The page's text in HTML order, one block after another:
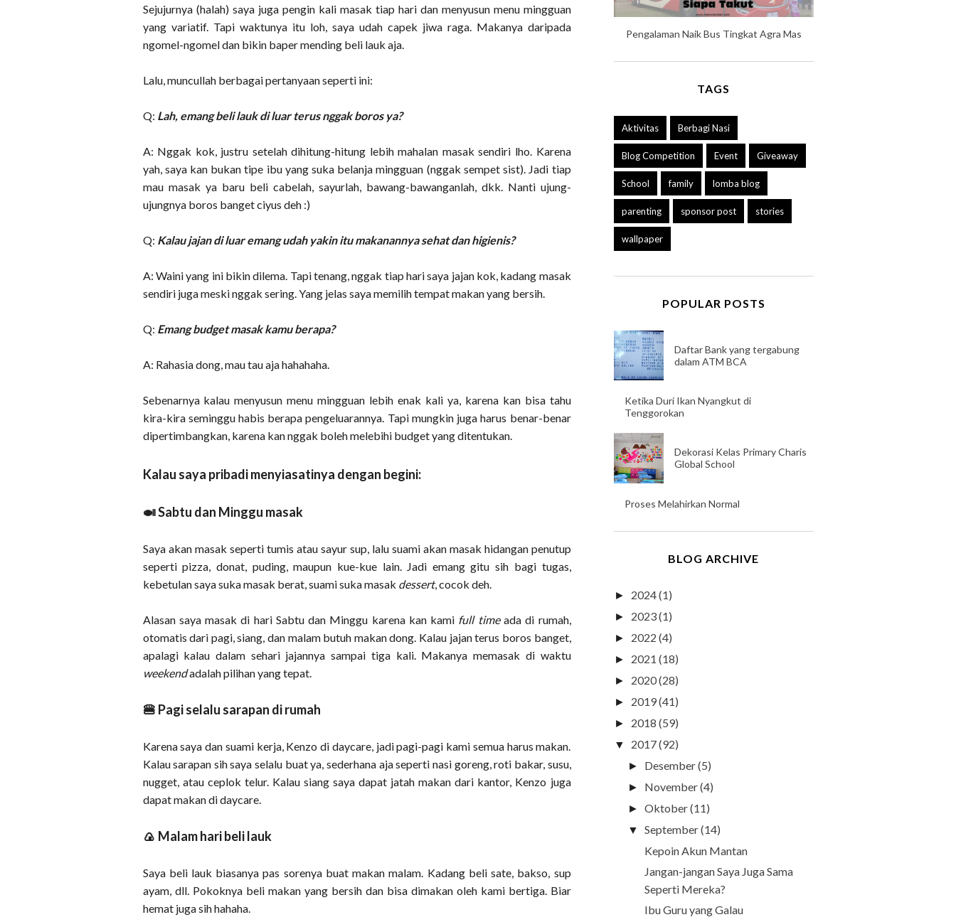
Sejujurnya (halah) saya juga pengin kali masak tiap hari dan menyusun menu mingguan
yang variatif. Tapi waktunya itu loh, saya udah capek jiwa raga. Makanya daripada
ngomel-ngomel dan bikin baper mending beli lauk aja.
Lalu, muncullah berbagai pertanyaan seperti ini:
Q: Lah, emang beli lauk di luar terus nggak boros ya?
A: Nggak kok, justru setelah dihitung-hitung lebih mahalan masak sendiri lho. Karena
yah, saya kan bukan tipe ibu yang suka belanja mingguan (nggak sempet sist). Jadi tiap
mau masak ya baru beli cabelah, sayurlah, bawang-bawanganlah, dkk. Nanti ujung-
ujungnya boros banget ciyus deh :)
Q: Kalau jajan di luar emang udah yakin itu makanannya sehat dan higienis?
A: Waini yang ini bikin dilema. Tapi tenang, nggak tiap hari saya jajan kok, kadang masak
sendiri juga meski nggak sering. Yang jelas saya memilih tempat makan yang bersih.
Q: Emang budget masak kamu berapa?
A: Rahasia dong, mau tau aja hahahaha.
Sebenarnya kalau menyusun menu mingguan lebih enak kali ya, karena kan bisa tahu
kira-kira seminggu habis berapa pengeluarannya. Tapi mungkin juga harus benar-benar
dipertimbangkan, karena kan nggak boleh melebihi budget yang ditentukan.
Kalau saya pribadi menyiasatinya dengan begini:
🍛 Sabtu dan Minggu masak
Saya akan masak seperti tumis atau sayur sup, lalu suami akan masak hidangan penutup
seperti pizza, donat, puding, maupun kue-kue lain. Jadi emang gitu sih bagi tugas,
kebetulan saya suka masak berat, suami suka masak dessert, cocok deh.
Alasan saya masak di hari Sabtu dan Minggu karena kan kami full timeada di rumah,
otomatis dari pagi, siang, dan malam butuh makan dong. Kalau jajan terus boros banget,
apalagi kalau dalam sehari jajannya sampai tiga kali. Makanya memasak di waktu
weekendadalah pilihan yang tepat.
🍔 Pagi selalu sarapan di rumah
Karena saya dan suami kerja, Kenzo di daycare, jadi pagi-pagi kami semua harus makan.
Kalau sarapan sih saya selalu buat ya, sederhana aja seperti nasi goreng, roti bakar, susu,
nugget, atau ceplok telur. Kalau siang saya dapat jatah makan dari kantor, Kenzo juga
dapat makan di daycare.
🍙 Malam hari beli lauk
Saya beli lauk biasanya pas sorenya buat makan malam. Kadang beli sate, bakso, sup
ayam, dll. Pokoknya beli makan yang bersih dan bisa dimakan oleh kami bertiga. Biar
hemat juga sih hahaha.
Pengalaman Naik Bus Tingkat Agra Mas
TAGS
Aktivitas Berbagi Nasi
Blog Competition Event Giveaway
School family lomba blog
parenting sponsor post stories
wallpaper
POPULAR POSTS
Daftar Bank yang tergabung
dalam ATM BCA
Ketika Duri Ikan Nyangkut di
Tenggorokan
Dekorasi Kelas Primary Charis
Global School
Proses Melahirkan Normal
BLOG ARCHIVE
► 2024(1)
► 2023(1)
► 2022 (4)
► 2021 (18)
► 2020(28)
► 2019(41)
► 2018 (59)
▼ 2017(92)
► Desember(5)
► November(4)
► Oktober(11)
▼ September(14)
Kepoin Akun Mantan
Jangan-jangan Saya Juga Sama
Seperti Mereka?
Ibu Guru yang Galau